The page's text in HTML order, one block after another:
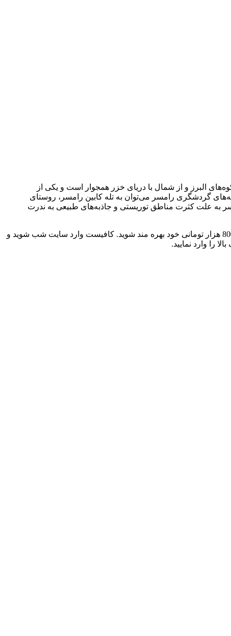
البرز و از شمال با دریای خزر همجوار است و یکی از
گردشگری رامسر می‌توان به تله کابین رامسر، روستای
به علت کثرت مناطق توریستی و جاذبه‌های طبیعی به ندرت
اگر شما هم قصد سفر به این شهر زیبا و دوست داشتنی را دارید میتوانید با استفاده از کد تخفیف بالا از 60 هزار تومان برای رزروهای بالای 800 هزار تومانی خود بهره مند شوید. کافیست وارد سایت شب شوید و
را وارد نمایید.